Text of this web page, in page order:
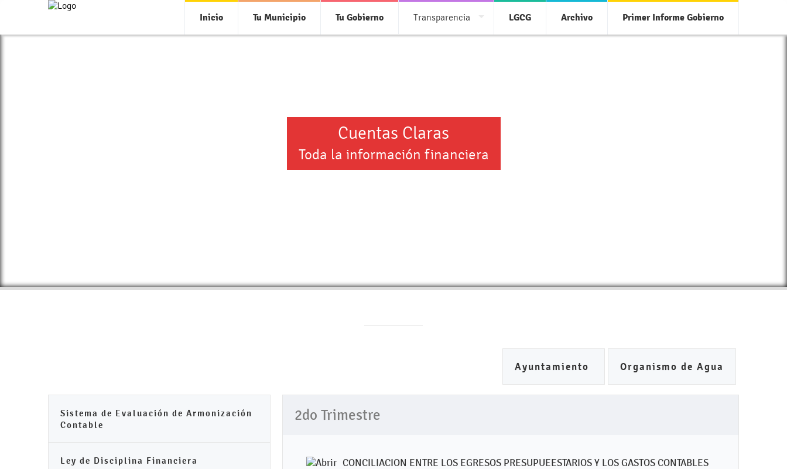
Inicio Tu Municipio Tu Gobierno Transparencia LGCG Archivo Primer Informe Gobierno
Cuentas Claras
Toda la información financiera
Ayuntamiento Organismo de Agua
Sistema de Evaluación de Armonización
Contable
Ley de Disciplina Financiera
2do Trimestre
CONCILIACION ENTRE LOS EGRESOS PRESUPUEESTARIOS Y LOS GASTOS CONTABLES